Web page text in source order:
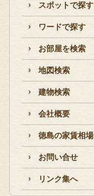
スポットで探す
ワードで探す
お部屋を検索
地図検索
建物検索
会社概要
徳島の家賃相場
お問い合せ
リンク集へ